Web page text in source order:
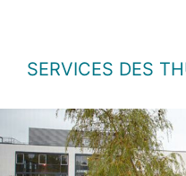
SERVICES DES